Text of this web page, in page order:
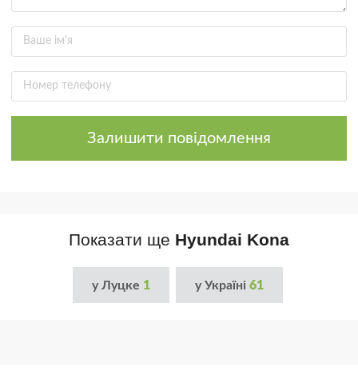
Залишити повідомлення
Показати ще Hyundai Kona
у Луцке 1 у Україні 61